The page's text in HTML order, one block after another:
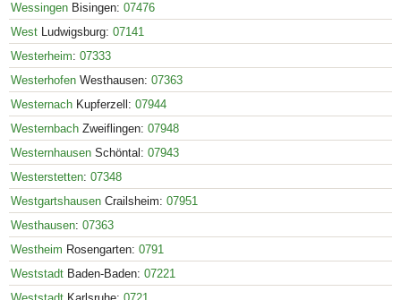
Wessingen Bisingen: 07476
West Ludwigsburg: 07141
Westerheim: 07333
Westerhofen Westhausen: 07363
Westernach Kupferzell: 07944
Westernbach Zweiflingen: 07948
Westernhausen Schöntal: 07943
Westerstetten: 07348
Westgartshausen Crailsheim: 07951
Westhausen: 07363
Westheim Rosengarten: 0791
Weststadt Baden-Baden: 07221